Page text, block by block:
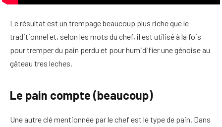
Le résultat est un trempage beaucoup plus riche que le
traditionnel et, selon les mots du chef, il est utilisé à la fois
pour tremper du pain perdu et pour humidifier une génoise au
gâteau tres leches.
Le pain compte (beaucoup)
Une autre clé mentionnée par le chef est le type de pain. Dans